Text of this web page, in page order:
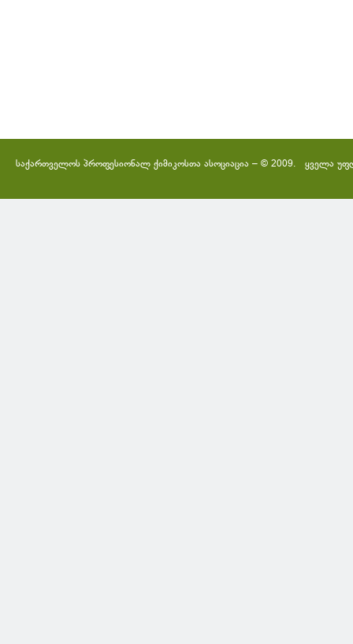
საქართველოს პროფესიონალ ქიმიკოსთა ასოციაცია – © 2009. ყველა